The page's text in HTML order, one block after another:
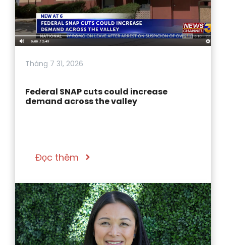
Tháng 7 31, 2026
Federal SNAP cuts could increase
demand across the valley
Đọc thêm